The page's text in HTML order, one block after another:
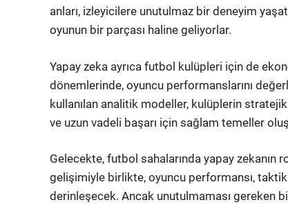
anları, izleyicilere unutulmaz bir deneyim
oyunun bir parçası haline geliyorlar.
Yapay zeka ayrıca futbol kulüpleri için de
dönemlerinde, oyuncu performanslarını
kullanılan analitik modeller, kulüplerin
ve uzun vadeli başarı için sağlam temeller
Gelecekte, futbol sahalarında yapay
gelişimiyle birlikte, oyuncu performansı,
derinleşecek. Ancak unutulmaması gereken